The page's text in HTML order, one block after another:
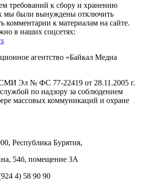
требований к сбору и хранению
мы были вынуждены отключить
комментарии к материалам на сайте.
в наших соцсетях:
агентство «Байкал Медиа
Эл № ФС 77-22419 от 28.11.2005 г.
по надзору за соблюдением
массовых коммуникаций и охране
Республика Бурятия,
54б, помещение 3А
4) 58 90 90